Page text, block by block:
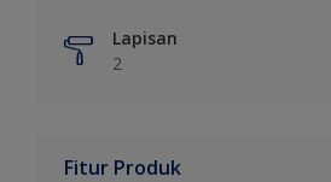
Lapisan
2
Fitur Produk